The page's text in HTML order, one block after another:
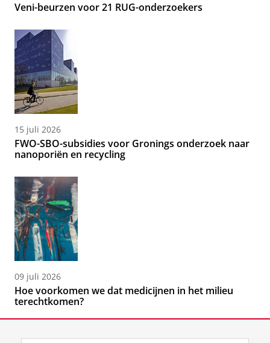
Veni-beurzen voor 21 RUG-onderzoekers
15 juli 2026
FWO-SBO-subsidies voor Gronings onderzoek naar
nanoporiën en recycling
09 juli 2026
Hoe voorkomen we dat medicijnen in het milieu
terechtkomen?